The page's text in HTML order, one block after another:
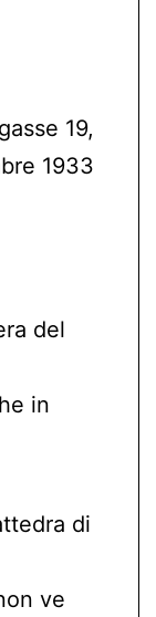
19,
1933
del
in
di
ve